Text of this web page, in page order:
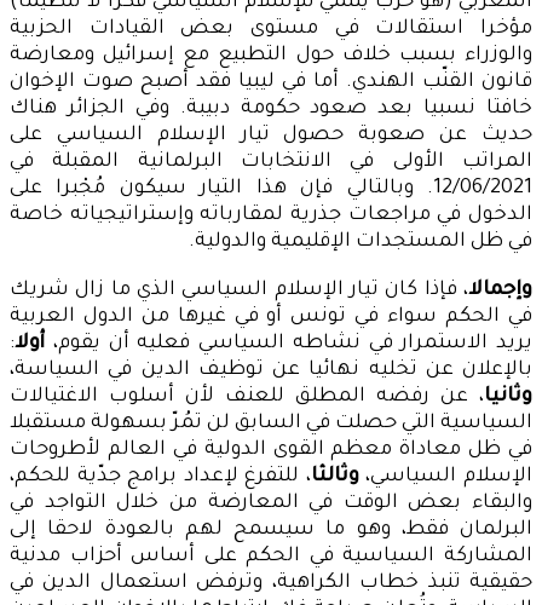
مؤخرا استقالات في مستوى بعض القيادات الحزبية
والوزراء بسبب خلاف حول التطبيع مع إسرائيل ومعارضة
قانون القنّب الهندي. أما في ليبيا فقد أصبح صوت الإخوان
خافتا نسبيا بعد صعود حكومة دبيبة. وفي الجزائر هناك
حديث عن صعوبة حصول تيار الإسلام السياسي على
المراتب الأولى في الانتخابات البرلمانية المقبلة في
12/06/2021. وبالتالي فإن هذا التيار سيكون مُجْبرا على
الدخول في مراجعات جذرية لمقارباته وإستراتيجياته خاصة
في ظل المستجدات الإقليمية والدولية.
وإجمالا، فإذا كان تيار الإسلام السياسي الذي ما زال شريك
في الحكم سواء في تونس أو في غيرها من الدول العربية
يريد الاستمرار في نشاطه السياسي فعليه أن يقوم، أولا:
بالإعلان عن تخليه نهائيا عن توظيف الدين في السياسة،
وثانيا، عن رفضه المطلق للعنف لأن أسلوب الاغتيالات
السياسية التي حصلت في السابق لن تمُرّ بسهولة مستقبلا
في ظل معاداة معظم القوى الدولية في العالم لأطروحات
الإسلام السياسي،وثالثا، للتفرغ لإعداد برامج جدّية للحكم،
والبقاء بعض الوقت في المعارضة من خلال التواجد في
البرلمان فقط، وهو ما سيسمح لهم بالعودة لاحقا إلى
المشاركة السياسية في الحكم على أساس أحزاب مدنية
حقيقية تنبذ خطاب الكراهية، وترفض استعمال الدين في